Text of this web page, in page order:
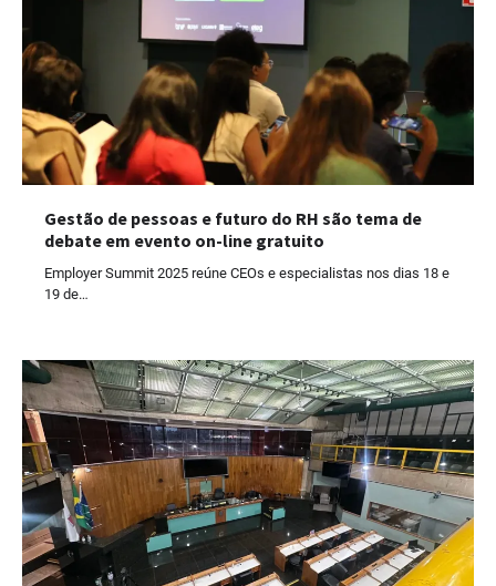
Gestão de pessoas e futuro do RH são tema de
debate em evento on-line gratuito
Employer Summit 2025 reúne CEOs e especialistas nos dias 18 e
19 de…